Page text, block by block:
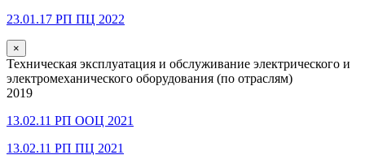
23.01.17 РП ПЦ 2022
×
Техническая эксплуатация и обслуживание электрического и
электромеханического оборудования (по отраслям)
2019
13.02.11 РП ООЦ 2021
13.02.11 РП ПЦ 2021